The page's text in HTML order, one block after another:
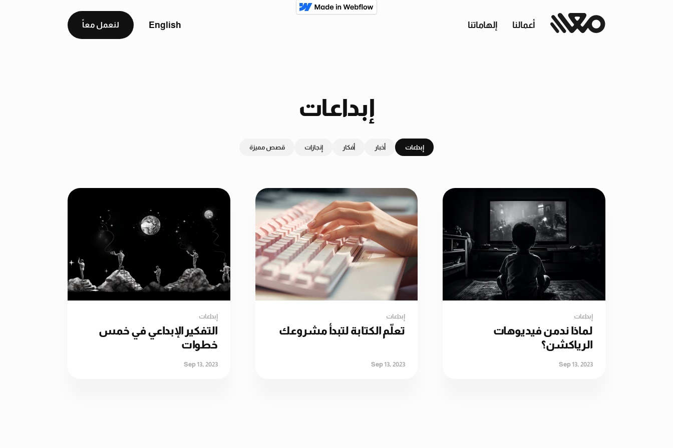
أعمالنا إلهاماتنا English لنعمل معاً
إبداعات
إبداعات أخبار أفكار إنجازات قصص مميزة
إبداعات
لماذا ندمن فيديوهات
الرياكشن؟
Sep 13, 2023
إبداعات
تعلّم الكتابة لتبدأ مشروعك
Sep 13, 2023
إبداعات
التفكير الإبداعي في خمس
خطوات
Sep 13, 2023